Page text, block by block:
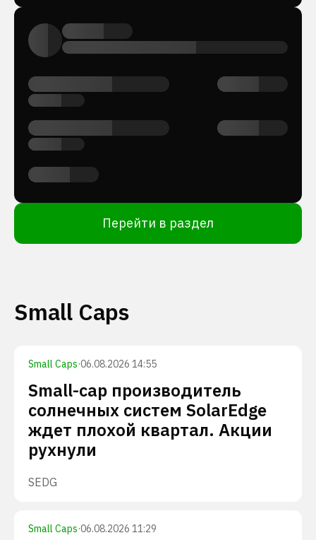
Перейти в раздел
Small Caps
Small Caps·06.08.2026 14:55
Small-cap производитель
солнечных систем SolarEdge
ждет плохой квартал. Акции
рухнули
SEDG
Small Caps·06.08.2026 11:29